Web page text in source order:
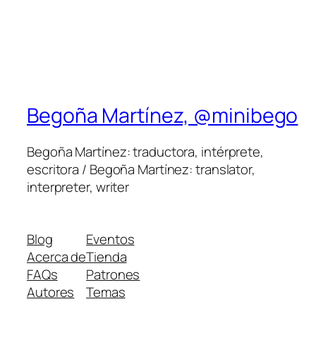
Begoña Martínez, @minibego
Begoña Martínez: traductora, intérprete,
escritora / Begoña Martínez: translator,
interpreter, writer
Blog
Acerca de
FAQs
Autores
Eventos
Tienda
Patrones
Temas